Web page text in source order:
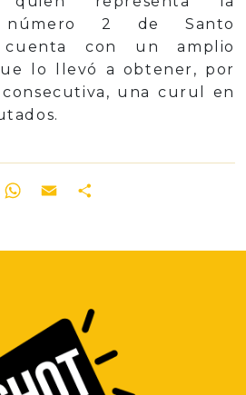
número 2 de Santo
cuenta con un amplio
lo llevó a obtener, por
una curul en
FacebookWhatsApp
Email